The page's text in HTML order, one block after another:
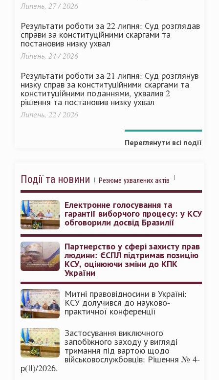
Липень, 27 / 2026
Результати роботи за 22 липня: Суд розглядав
справи за конституційними скаргами та
постановив низку ухвал
Липень, 24 / 2026
Результати роботи за 21 липня: Суд розглянув
низку справ за конституційними скаргами та
конституційними поданнями, ухвалив 2
рішення та постановив низку ухвал
Липень, 22 / 2026
Переглянути всі події
Події та новини Резюме ухвалених актів
Електронне голосування та
гарантії виборчого процесу: у КСУ
обговорили досвід Бразилії
Партнерство у сфері захисту прав
людини: ЄСПЛ підтримав позицію
КСУ, оцінюючи зміни до КПК
України
Митні правовідносини в Україні:
КСУ долучився до науково-
практичної конференції
Застосування виключного
запобіжного заходу у вигляді
тримання під вартою щодо
військовослужбовців: Рішення № 4-
р(ІІ)/2026.